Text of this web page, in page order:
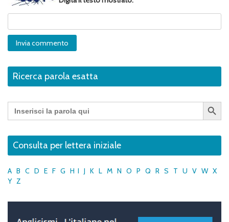
Ricerca parola esatta
Search
for:
Search Button
Consulta per lettera iniziale
A B C D E F G H I J K L M N O P Q R S T U V W X
Y Z